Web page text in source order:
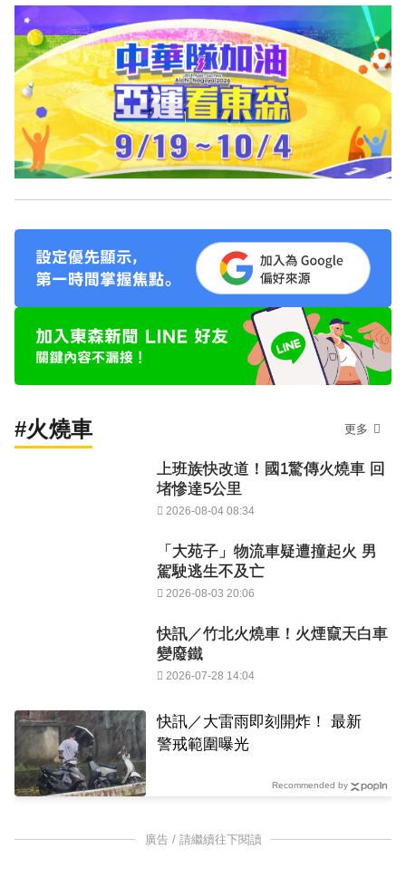
#火燒車 更多
上班族快改道！國1驚傳火燒車 回
堵慘達5公里
2026-08-04 08:34
「大苑子」物流車疑遭撞起火 男
駕駛逃生不及亡
2026-08-03 20:06
快訊／竹北火燒車！火煙竄天白車
變廢鐵
2026-07-28 14:04
快訊／大雷雨即刻開炸！ 最新
警戒範圍曝光
Recommended by
廣告 / 請繼續往下閱讀